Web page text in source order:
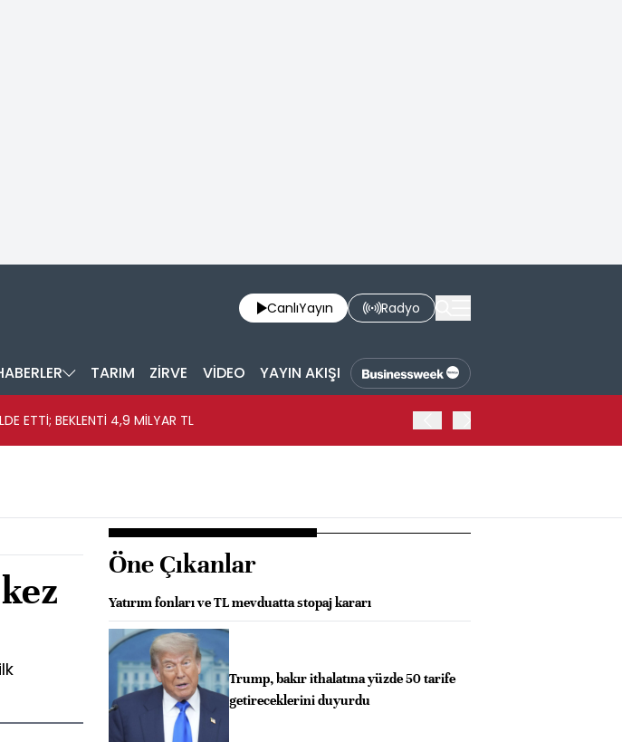
CanlıYayın Radyo
TARIM ZİRVE VİDEO YAYIN AKIŞI
ETTİ; BEKLENTİ 4,9 MİLYAR TL
Öne Çıkanlar
Yatırım fonları ve TL mevduatta stopaj kararı
Trump, bakır ithalatına yüzde 50 tarife
getireceklerini duyurdu